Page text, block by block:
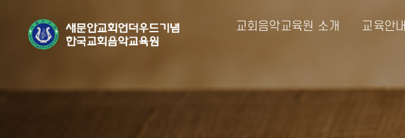
교회음악교육원 소개 교육안내